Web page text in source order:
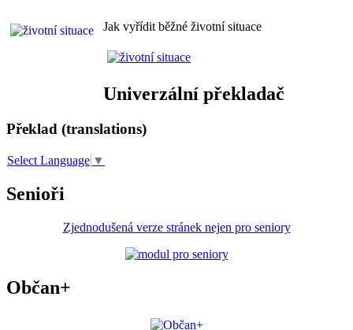
Jak vyřídit běžné životní situace
Univerzální překladač
Překlad (translations)
Select Language ▼
Senioři
Zjednodušená verze stránek nejen pro seniory
Občan+